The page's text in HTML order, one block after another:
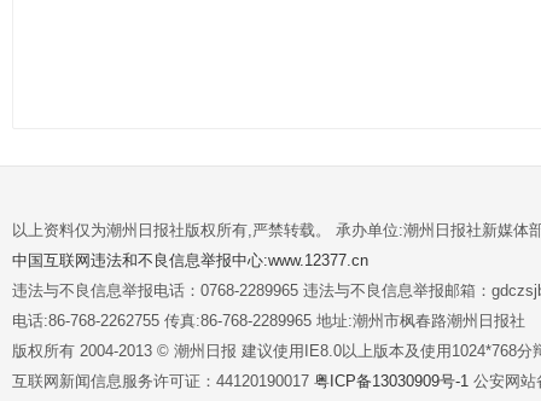
以上资料仅为潮州日报社版权所有,严禁转载。 承办单位:潮州日报社新媒体
中国互联网违法和不良信息举报中心:www.12377.cn
违法与不良信息举报电话：0768-2289965 违法与不良信息举报邮箱：
电话:86-768-2262755 传真:86-768-2289965 地址:潮州市枫春路潮州日报社
版权所有 2004-2013 © 潮州日报 建议使用IE8.0以上版本及使用1024*768分
互联网新闻信息服务许可证：44120190017 粤ICP备13030909号-1 公安网站